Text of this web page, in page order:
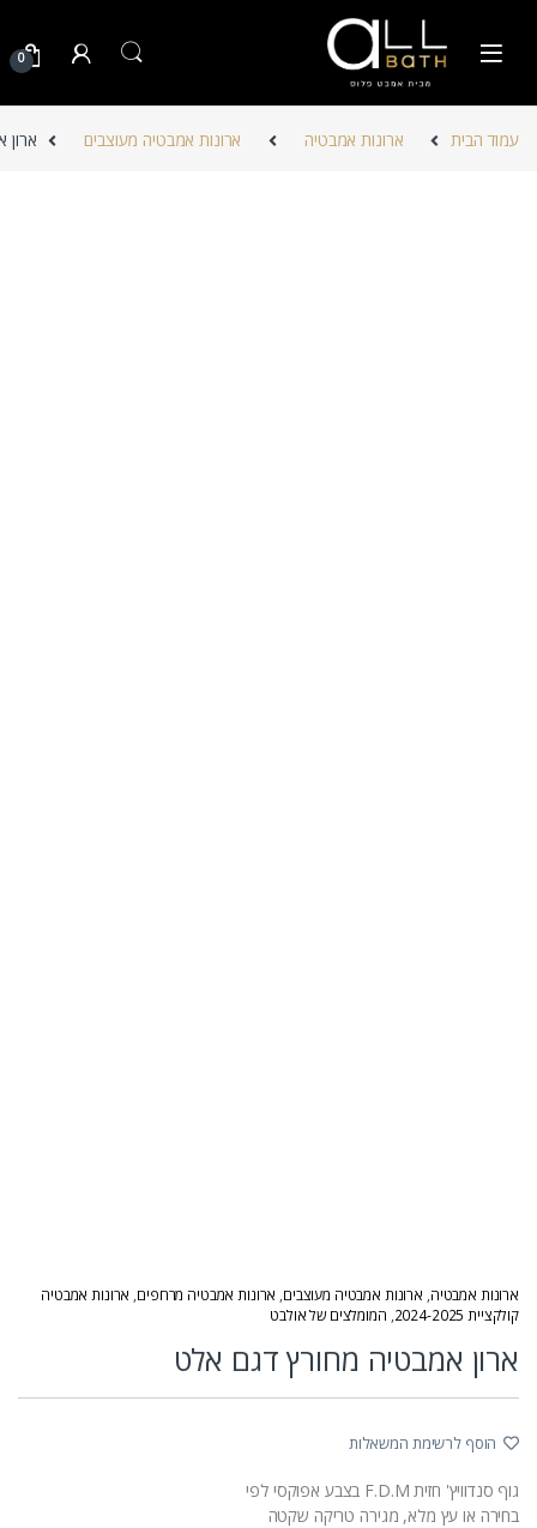
0
עמוד הבית ארונות אמבטיה ארונות אמבטיה מעוצבים
ארונות אמבטיה, ארונות אמבטיה מעוצבים, ארונות אמבטיה מרחפים, ארונות אמבטיה
קולקציית 2024-2025
, המומלצים של אולבט
ארון אמבטיה מחורץ דגם אלט
הוסף לרשימת המשאלות
גוף סנדוויץ' חזית F.D.M בצבע אפוקסי לפי
בחירה או עץ מלא, מגירה טריקה שקטה